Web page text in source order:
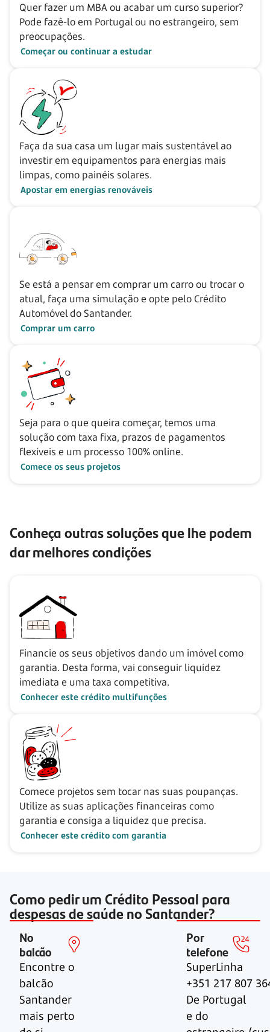
Quer fazer um MBA ou acabar um curso superior?
Pode fazê-lo em Portugal ou no estrangeiro, sem
preocupações.
Começar ou continuar a estudar
Faça da sua casa um lugar mais sustentável ao
investir em equipamentos para energias mais
limpas, como painéis solares.
Apostar em energias renováveis
Se está a pensar em comprar um carro ou trocar o
atual, faça uma simulação e opte pelo Crédito
Automóvel do Santander.
Comprar um carro
Seja para o que queira começar, temos uma
solução com taxa fixa, prazos de pagamentos
flexíveis e um processo 100% online.
Comece os seus projetos
Conheça outras soluções que lhe podem
dar melhores condições
Financie os seus objetivos dando um imóvel como
garantia. Desta forma, vai conseguir liquidez
imediata e uma taxa competitiva.
Conhecer este crédito multifunções
Comece projetos sem tocar nas suas poupanças.
Utilize as suas aplicações financeiras como
garantia e consiga a liquidez que precisa.
Conhecer este crédito com garantia
Como pedir um Crédito Pessoal para
despesas de saúde no Santander?
No
balcão
Encontre o
balcão
Santander
mais perto
Por
telefone
SuperLinha
+351 217 807
De Portugal
e do